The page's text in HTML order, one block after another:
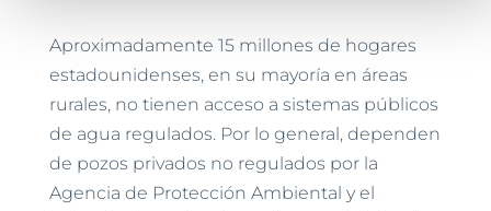
Aproximadamente 15 millones de hogares
estadounidenses, en su mayoría en áreas
rurales, no tienen acceso a sistemas públicos
de agua regulados. Por lo general, dependen
de pozos privados no regulados por la
Agencia de Protección Ambiental y el